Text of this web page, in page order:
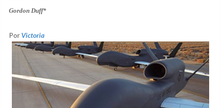
Gordon Duff*
Por Victoria